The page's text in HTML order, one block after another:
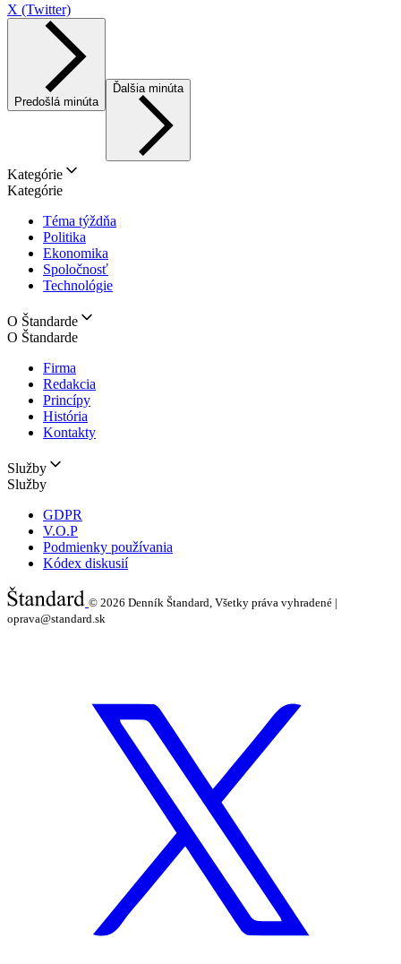
X (Twitter)
Predošlá minúta
Ďalšia minúta
Kategórie
Kategórie
Téma týždňa
Politika
Ekonomika
Spoločnosť
Technológie
O Štandarde
O Štandarde
Firma
Redakcia
Princípy
História
Kontakty
Služby
Služby
GDPR
V.O.P
Podmienky používania
Kódex diskusií
© 2026 Denník Štandard, Všetky práva vyhradené |
oprava@standard.sk